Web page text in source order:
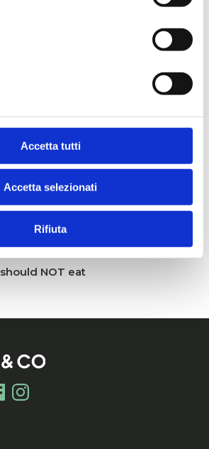
Accetta tutti
Accetta selezionati
Rifiuta
cat lose weight, even if it eats
what you need to know
drink so much? When to worry
NOT eat